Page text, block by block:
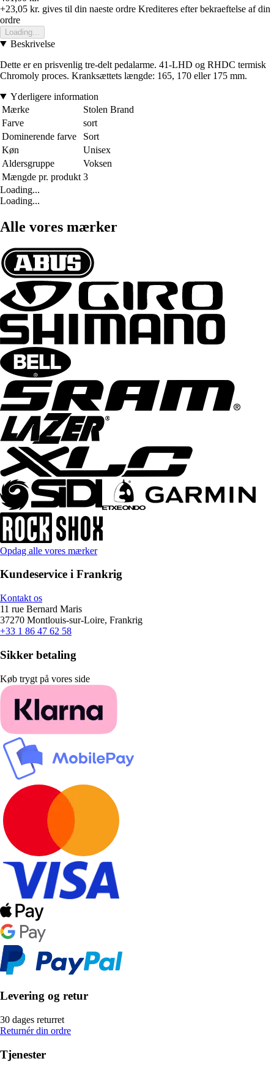
+23,05 kr. gives til din naeste ordre Krediteres efter bekraeftelse af din
ordre
Loading...
Beskrivelse
Dette er en prisvenlig tre-delt pedalarme. 41-LHD og RHDC termisk
Chromoly proces. Kranksættets længde: 165, 170 eller 175 mm.
Yderligere information
Mærke
Stolen Brand
Farve
sort
Dominerende farve
Sort
Køn
Unisex
Aldersgruppe
Voksen
Mængde pr. produkt 3
Loading...
Loading...
Alle vores mærker
Opdag alle vores mærker
Kundeservice i Frankrig
Kontakt os
11 rue Bernard Maris
37270 Montlouis-sur-Loire, Frankrig
+33 1 86 47 62 58
Sikker betaling
Køb trygt på vores side
Levering og retur
30 dages returret
Returnér din ordre
Tjenester